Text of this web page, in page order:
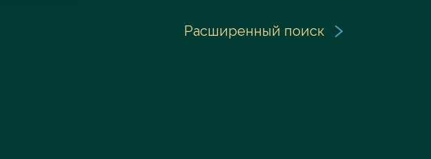
Заказать услугуРасширенный поиск